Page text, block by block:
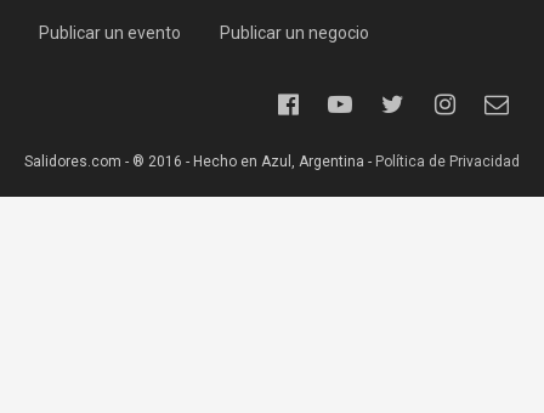
Publicar un evento Publicar un negocio
Salidores.com - ® 2016 - Hecho en Azul, Argentina - Política de Privacidad